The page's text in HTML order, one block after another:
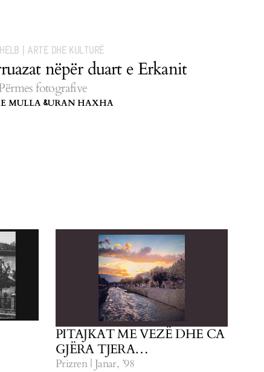
ARTE DHE KULTURË
nëpër duart e Erkanit
fotografive
MULLA&URAN HAXHA
PITAJKAT ME VEZË DHE CA
GJËRA TJERA…
Prizren | Janar, ’98